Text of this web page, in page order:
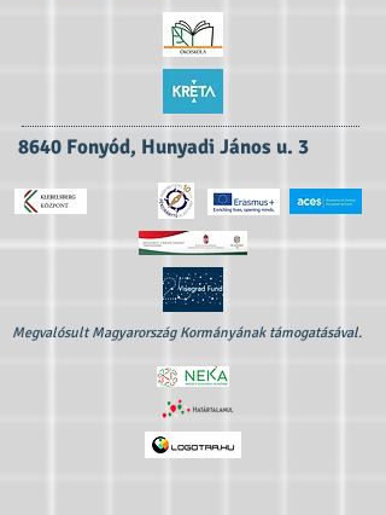
8640 Fonyód, Hunyadi János u. 3
Megvalósult Magyarország Kormányának támogatásával.